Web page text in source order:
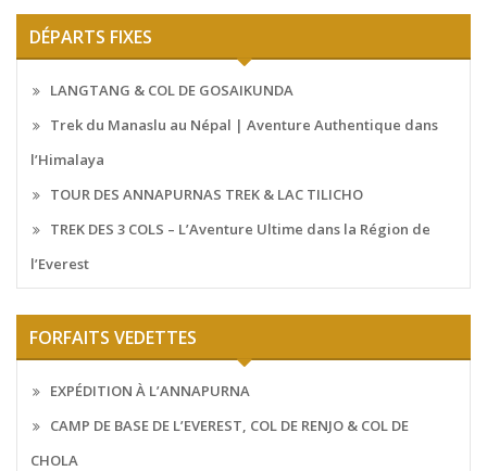
DÉPARTS FIXES
LANGTANG & COL DE GOSAIKUNDA
Trek du Manaslu au Népal | Aventure Authentique dans
l’Himalaya
TOUR DES ANNAPURNAS TREK & LAC TILICHO
TREK DES 3 COLS – L’Aventure Ultime dans la Région de
l’Everest
FORFAITS VEDETTES
EXPÉDITION À L’ANNAPURNA
CAMP DE BASE DE L’EVEREST, COL DE RENJO & COL DE
CHOLA